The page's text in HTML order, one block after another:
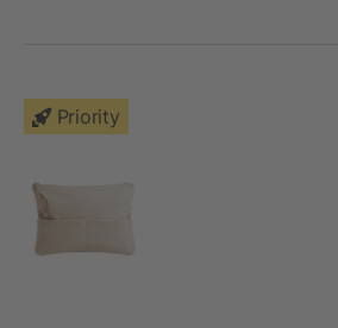
Priority